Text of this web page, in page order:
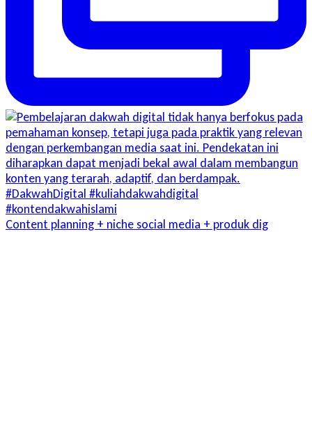
Content planning + niche social media + produk dig